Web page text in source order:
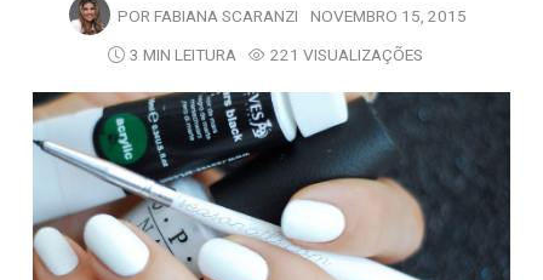
POR FABIANA SCARANZI NOVEMBRO 15, 2015
3 MIN LEITURA
221 VISUALIZAÇÕES